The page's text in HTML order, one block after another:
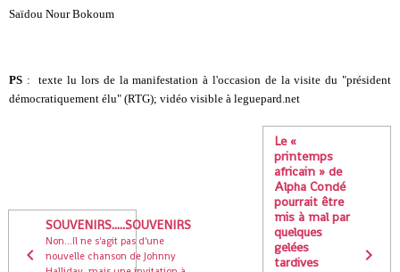
Saïdou Nour Bokoum
PS : texte lu lors de la manifestation à l'occasion de la visite du "président
démocratiquement élu" (RTG); vidéo visible à leguepard.net
SOUVENIRS.....SOUVENIRS
Non...Il ne s'agit pas d'une
nouvelle chanson de Johnny
Le «
printemps
africain » de
Alpha Condé
pourrait être
mis à mal par
quelques
gelées
tardives